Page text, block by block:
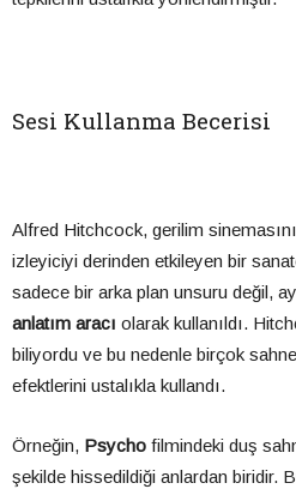
Sesi Kullanma Becerisi
Alfred Hitchcock, gerilim
izleyiciyi derinden etkileyen bir
sadece bir arka plan unsuru değil,
anlatım aracı olarak kullanıldı.
biliyordu ve bu nedenle birçok
efektlerini ustalıkla kullandı.
Örneğin, Psycho filmindeki duş
şekilde hissedildiği anlardan biridir.